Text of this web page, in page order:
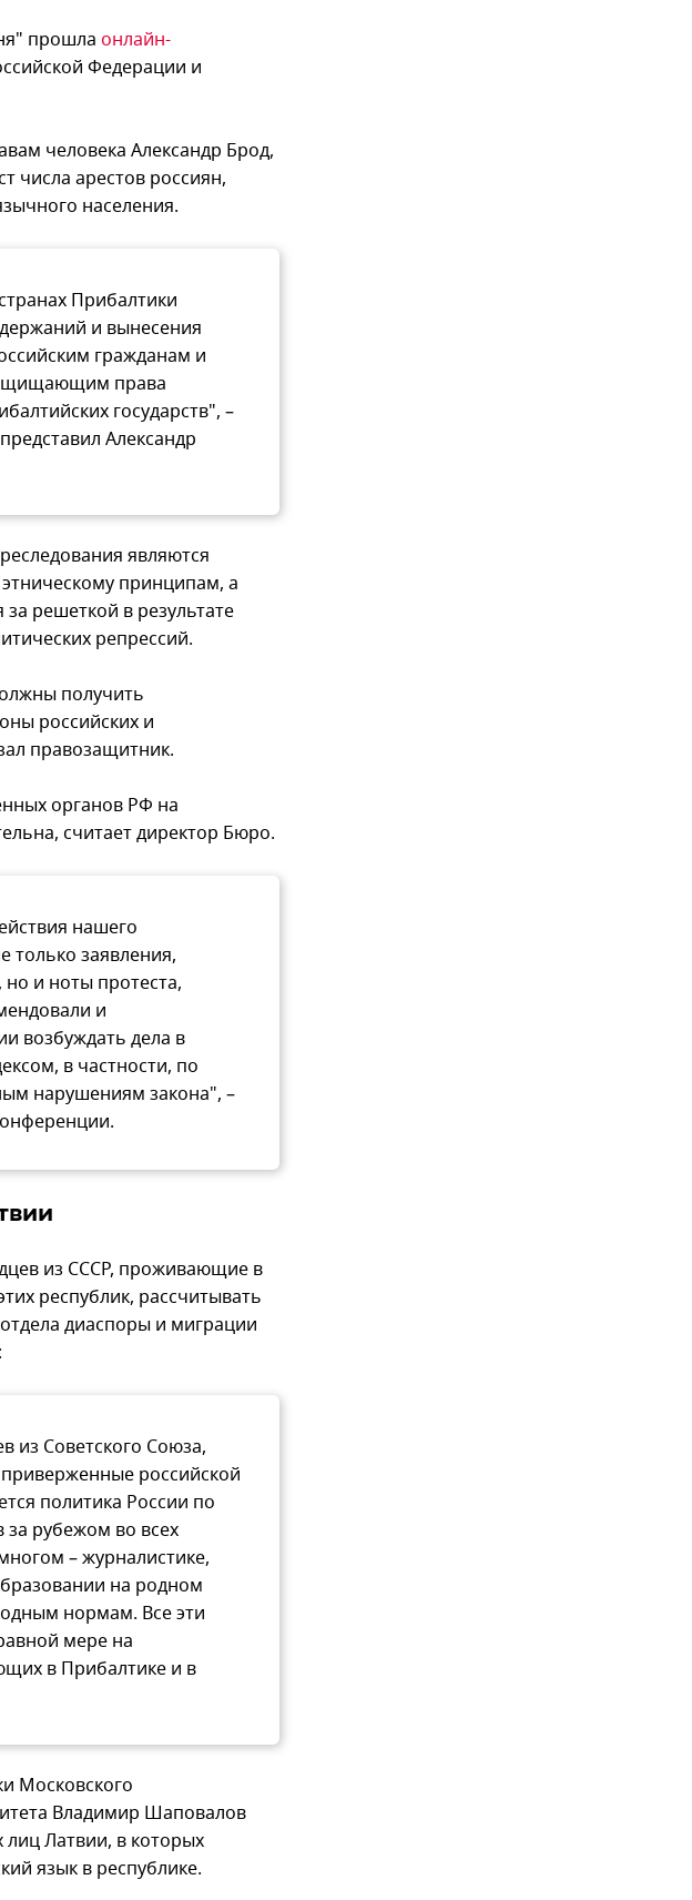
прошла онлайн-
Федерации и
человека Александр Брод,
числа арестов россиян,
населения.
Прибалтики
и вынесения
гражданам и
права
государств", –
Александр
являются
принципам, а
решеткой в результате
репрессий.
получить
российских и
правозащитник.
органов РФ на
считает директор Бюро.
нашего
только заявления,
и ноты протеста,
и
возбуждать дела в
в частности, по
нарушениям закона", –
из СССР, проживающие в
республик, рассчитывать
диаспоры и миграции
из Советского Союза,
российской
политика России по
за рубежом во всех
– журналистике,
на родном
нормам. Все эти
мере на
в Прибалтике и в
Московского
Владимир Шаповалов
Латвии, в которых
язык в республике.